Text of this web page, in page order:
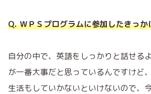
Q. ＷＰＳプログラムに参加したきっか
自分の中で、英語をしっかりと話せる
が一番大事だと思っているんですけど
生活もしていかないといけないので、